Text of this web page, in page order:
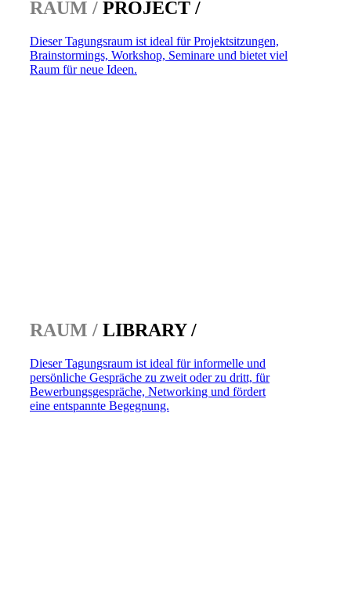
RAUM / PROJECT /
Dieser Tagungsraum ist ideal für Projektsitzungen,
Brainstormings, Workshop, Seminare und bietet viel
Raum für neue Ideen.
RAUM / LIBRARY /
Dieser Tagungsraum ist ideal für informelle und
persönliche Gespräche zu zweit oder zu dritt, für
Bewerbungsgespräche, Networking und fördert
eine entspannte Begegnung.